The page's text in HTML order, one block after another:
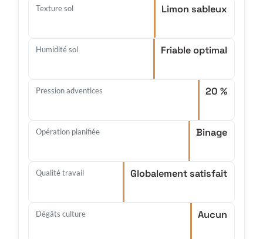
Texture sol Limon sableux
Humidité sol Friable optimal
Pression adventices 20 %
Opération planifiée Binage
Qualité travail Globalement satisfait
Dégâts culture Aucun